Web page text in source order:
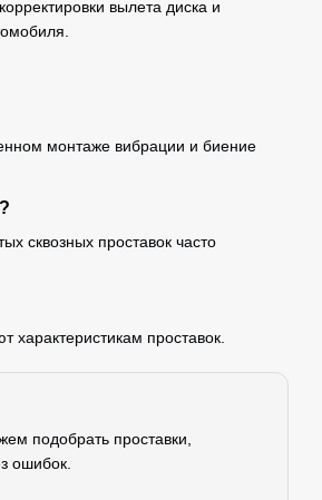
вылета диска и
монтаже вибрации и биение
сквозных проставок часто
характеристикам проставок.
подобрать проставки,
ошибок.